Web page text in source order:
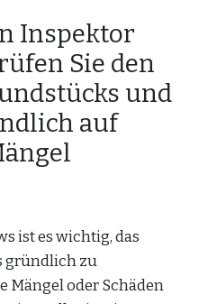
Inspektor
Sie den
und
auf
ist es wichtig, das
gründlich zu
Mängel oder Schäden